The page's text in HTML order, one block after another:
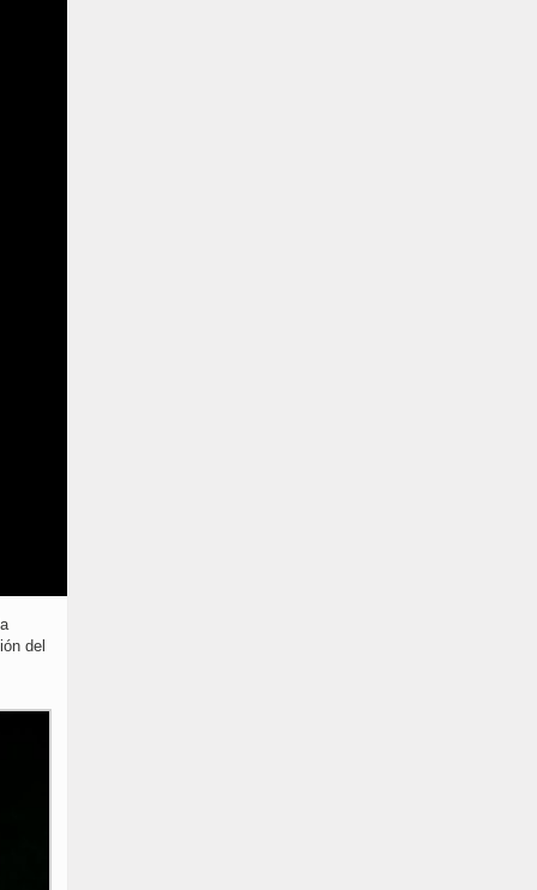
del